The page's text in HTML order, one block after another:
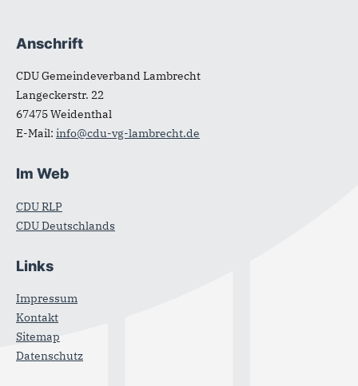
Fußbereich
Anschrift
CDU Gemeindeverband Lambrecht
Langeckerstr. 22
67475Weidenthal
E-Mail: info@cdu-vg-lambrecht.de
Im Web
CDU RLP
CDU Deutschlands
Links
Impressum
Kontakt
Sitemap
Datenschutz